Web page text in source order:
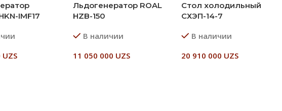
IMF17
UZS
Льдогенератор ROAL
HZB-150
В наличии
11 050 000 UZS
Стол холодильный
СХЭП-14-7
В наличии
20 910 000 UZS